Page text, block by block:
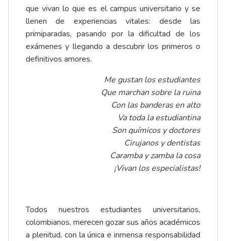
que vivan lo que es el campus universitario y se
llenen de experiencias vitales: desde las
primiparadas, pasando por la dificultad de los
exámenes y llegando a descubrir los primeros o
definitivos amores.
Me gustan los estudiantes
Que marchan sobre la ruina
Con las banderas en alto
Va toda la estudiantina
Son químicos y doctores
Cirujanos y dentistas
Caramba y zamba la cosa
¡Vivan los especialistas!
Todos nuestros estudiantes universitarios,
colombianos, merecen gozar sus años académicos
a plenitud, con la única e inmensa responsabilidad